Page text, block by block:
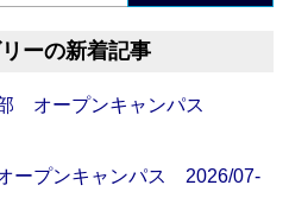
ーの新着記事
オープンキャンパス
ープンキャンパス 2026/07-